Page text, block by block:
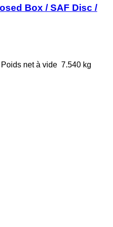
Box / SAF Disc /
Poids net à vide 7.540 kg